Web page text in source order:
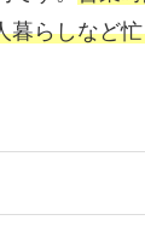
らしなど